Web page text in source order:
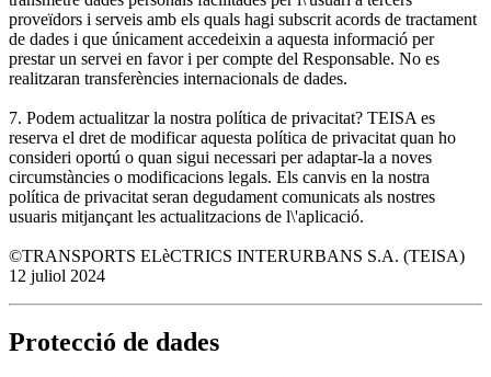
proveïdors i serveis amb els quals hagi subscrit acords de tractament
de dades i que únicament accedeixin a aquesta informació per
prestar un servei en favor i per compte del Responsable. No es
realitzaran transferències internacionals de dades.
7. Podem actualitzar la nostra política de privacitat? TEISA es
reserva el dret de modificar aquesta política de privacitat quan ho
consideri oportú o quan sigui necessari per adaptar-la a noves
circumstàncies o modificacions legals. Els canvis en la nostra
política de privacitat seran degudament comunicats als nostres
usuaris mitjançant les actualitzacions de l\'aplicació.
©TRANSPORTS ELèCTRICS INTERURBANS S.A. (TEISA)
12 juliol 2024
Protecció de dades